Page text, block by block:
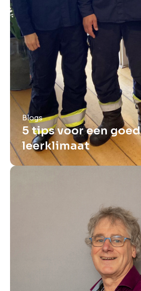
Blogs
5 tips voor een goed
leerklimaat